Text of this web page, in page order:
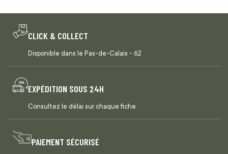
CLICK & COLLECT
Disponible dans le Pas-de-Calais - 62
EXPÉDITION SOUS 24H
Consultez le délai sur chaque fiche
PAIEMENT SÉCURISÉ